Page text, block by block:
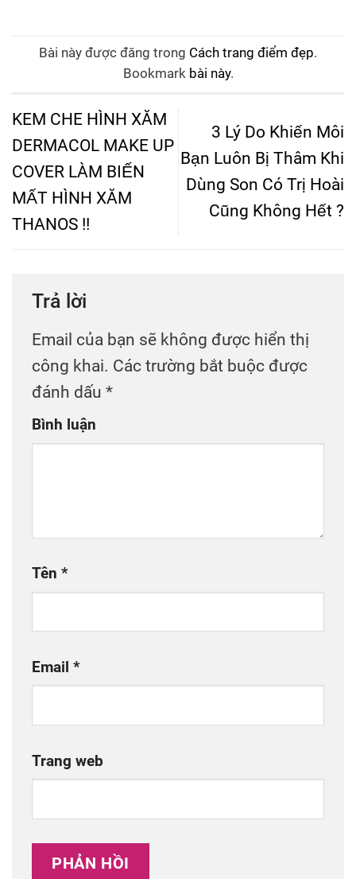
Bài này được đăng trong Cách trang điểm đẹp.
Bookmark bài này.
KEM CHE HÌNH XĂM
DERMACOL MAKE UP
COVER LÀM BIẾN
MẤT HÌNH XĂM
THANOS !!
3 Lý Do Khiến Môi
Bạn Luôn Bị Thâm Khi
Dùng Son Có Trị Hoài
Cũng Không Hết ?
Trả lời
Email của bạn sẽ không được hiển thị
công khai. Các trường bắt buộc được
đánh dấu *
Bình luận
Tên *
Email *
Trang web